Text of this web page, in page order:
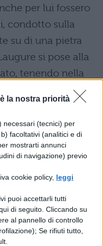
la nostra priorità
necessari (tecnici) per
facoltativi (analitici e di
mostrarti annunci
di navigazione) previo
cookie policy, leggi
puoi accettarli tutti
di seguito. Cliccando su
al pannello di controllo
Se rifiuti tutto,
per lui fossero
condotto sulla
su di una pietra
si pose alla
tenendo nella
ricurvo senza nodi,
poi, rivolto
campagna,
(del cielo) da
che le zone
favorevoli, quelle
portato il
la destra sul capo
«Padre
questo Numa